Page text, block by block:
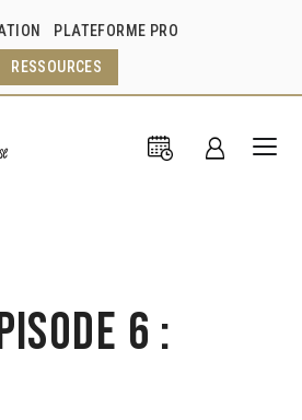
PLATEFORME PRO
RESSOURCES
6 :